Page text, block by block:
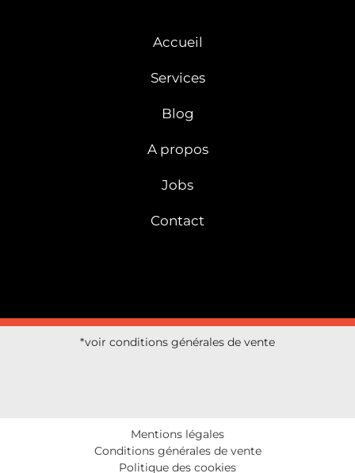
Accueil
Services
Blog
A propos
Jobs
Contact
*voir conditions générales de vente
Mentions légales
Conditions générales de vente
Politique des cookies